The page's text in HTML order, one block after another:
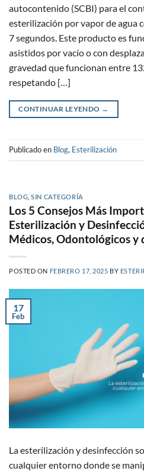
autocontenido (SCBI) para el
esterilización por vapor de agua
7 segundos. Este producto es
asistidos por vacío o con
gravedad que funcionan entre
respetando […]
CONTINUAR LEYENDO →
Publicado en Blog, Esterilización
BLOG ,SIN CATEGORÍA
Los 5 Consejos Más
Esterilización y
Médicos, Odontológicos y
POSTED ON FEBRERO 17, 2025 BY
17
Feb
La esterilización y desinfección
cualquier entorno donde se